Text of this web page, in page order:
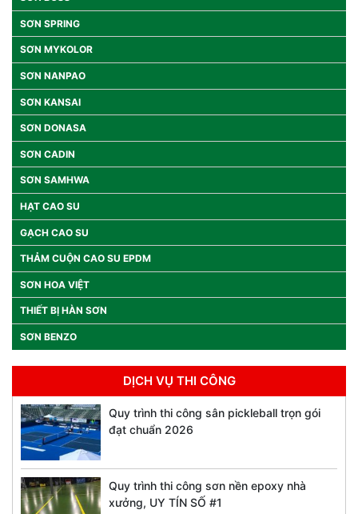
SƠN SPRING
SƠN MYKOLOR
SƠN NANPAO
SƠN KANSAI
SƠN DONASA
SƠN CADIN
SƠN SAMHWA
HẠT CAO SU
GẠCH CAO SU
THẢM CUỘN CAO SU EPDM
SƠN HOA VIỆT
THIẾT BỊ HÀN SƠN
SƠN BENZO
DỊCH VỤ THI CÔNG
Quy trình thi công sân pickleball trọn gói
đạt chuẩn 2026
Quy trình thi công sơn nền epoxy nhà
xưởng, UY TÍN SỐ #1